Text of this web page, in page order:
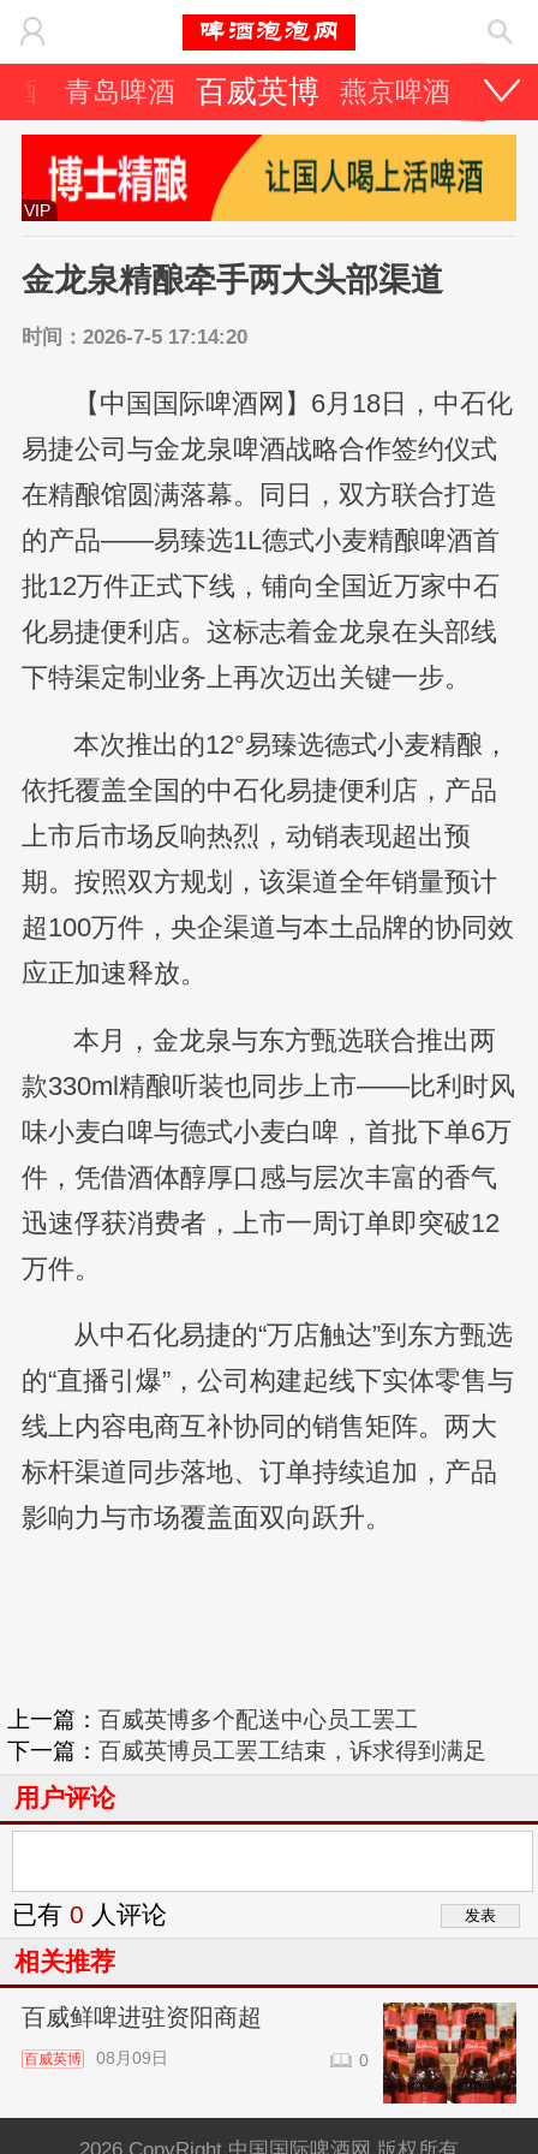
酒 青岛啤酒 百威英博 燕京啤酒 重
VIP
金龙泉精酿牵手两大头部渠道
时间：2026-7-5 17:14:20
【中国国际啤酒网】6月18日，中石化
易捷公司与金龙泉啤酒战略合作签约仪式
在精酿馆圆满落幕。同日，双方联合打造
的产品——易臻选1L德式小麦精酿啤酒首
批12万件正式下线，铺向全国近万家中石
化易捷便利店。这标志着金龙泉在头部线
下特渠定制业务上再次迈出关键一步。
本次推出的12°易臻选德式小麦精酿，
依托覆盖全国的中石化易捷便利店，产品
上市后市场反响热烈，动销表现超出预
期。按照双方规划，该渠道全年销量预计
超100万件，央企渠道与本土品牌的协同效
应正加速释放。
本月，金龙泉与东方甄选联合推出两
款330ml精酿听装也同步上市——比利时风
味小麦白啤与德式小麦白啤，首批下单6万
件，凭借酒体醇厚口感与层次丰富的香气
迅速俘获消费者，上市一周订单即突破12
万件。
从中石化易捷的“万店触达”到东方甄选
的“直播引爆”，公司构建起线下实体零售与
线上内容电商互补协同的销售矩阵。两大
标杆渠道同步落地、订单持续追加，产品
影响力与市场覆盖面双向跃升。
上一篇： 百威英博多个配送中心员工罢工
下一篇： 百威英博员工罢工结束，诉求得到满足
用户评论
已有 0 人评论
相关推荐
百威鲜啤进驻资阳商超
百威英博 08月09日 0
2026 CopyRight 中国国际啤酒网 版权所有